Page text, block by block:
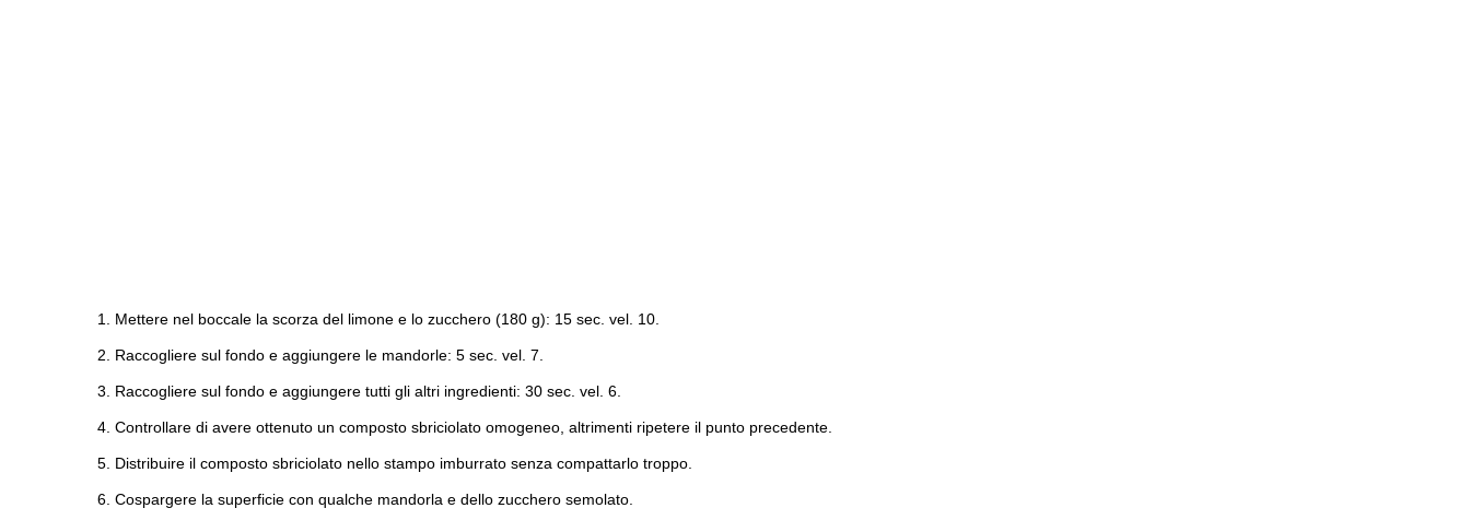
Mettere nel boccale la scorza del limone e lo zucchero (180 g): 15 sec. vel. 10.
Raccogliere sul fondo e aggiungere le mandorle: 5 sec. vel. 7.
Raccogliere sul fondo e aggiungere tutti gli altri ingredienti: 30 sec. vel. 6.
Controllare di avere ottenuto un composto sbriciolato omogeneo, altrimenti ripetere il punto precedente.
Distribuire il composto sbriciolato nello stampo imburrato senza compattarlo troppo.
Cospargere la superficie con qualche mandorla e dello zucchero semolato.